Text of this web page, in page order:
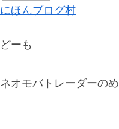
にほんブログ村
どーも
ネオモバトレーダーの